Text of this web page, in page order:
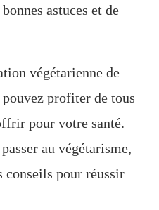
astuces et de
végétarienne de
profiter de tous
pour votre santé.
au végétarisme,
conseils pour réussir